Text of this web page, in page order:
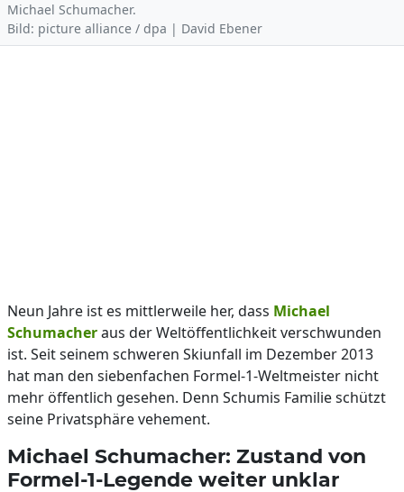
Michael Schumacher.
Bild: picture alliance / dpa | David Ebener
Neun Jahre ist es mittlerweile her, dass Michael
Schumacheraus der Weltöffentlichkeit verschwunden
ist. Seit seinem schweren Skiunfall im Dezember 2013
hat man den siebenfachen Formel-1-Weltmeister nicht
mehr öffentlich gesehen. Denn Schumis Familie schützt
seine Privatsphäre vehement.
Michael Schumacher: Zustand von
Formel-1-Legende weiter unklar